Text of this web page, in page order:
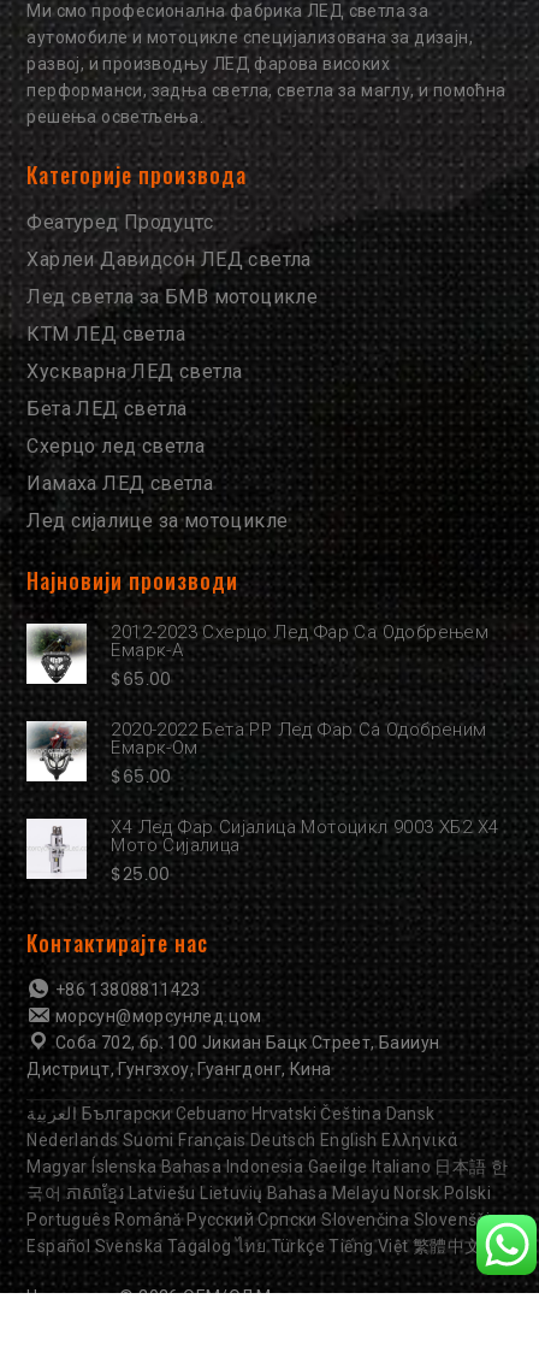
Ми смо професионална фабрика ЛЕД светла за
аутомобиле и мотоцикле специјализована за дизајн,
развој, и производњу ЛЕД фарова високих
перформанси, задња светла, светла за маглу, и помоћна
решења осветљења.
Категорије производа
Феатуред Продуцтс
Харлеи Давидсон ЛЕД светла
Лед светла за БМВ мотоцикле
КТМ ЛЕД светла
Хускварна ЛЕД светла
Бета ЛЕД светла
Схерцо лед светла
Иамаха ЛЕД светла
Лед сијалице за мотоцикле
Најновији производи
2012-2023 Схерцо Лед Фар Са Одобрењем
Емарк-А
$65.00
2020-2022 Бета РР Лед Фар Са Одобреним
Емарк-Ом
$65.00
Х4 Лед Фар Сијалица Мотоцикл 9003 ХБ2 Х4
Мото Сијалица
$25.00
Контактирајте нас
+86 13808811423
морсун@морсунлед.цом
Соба 702, бр. 100 Јикиан Бацк Стреет, Баииун
Дистрицт, Гунгзхоу, Гуангдонг, Кина
العربية Български Cebuano Hrvatski Čeština Dansk
Nederlands Suomi Français Deutsch English Ελληνικά
Magyar Íslenska Bahasa Indonesia Gaeilge Italiano 日本語 한
국어 ភាសាខ្មែរ Latviešu Lietuvių Bahasa Melayu Norsk Polski
Português Română Русский Српски Slovenčina Slovenščina
Español Svenska Tagalog ไทย Türkçe Tiếng Việt 繁體中文
Цопиригхт © 2026ОЕМ/ОДМ светла за мотоцикле